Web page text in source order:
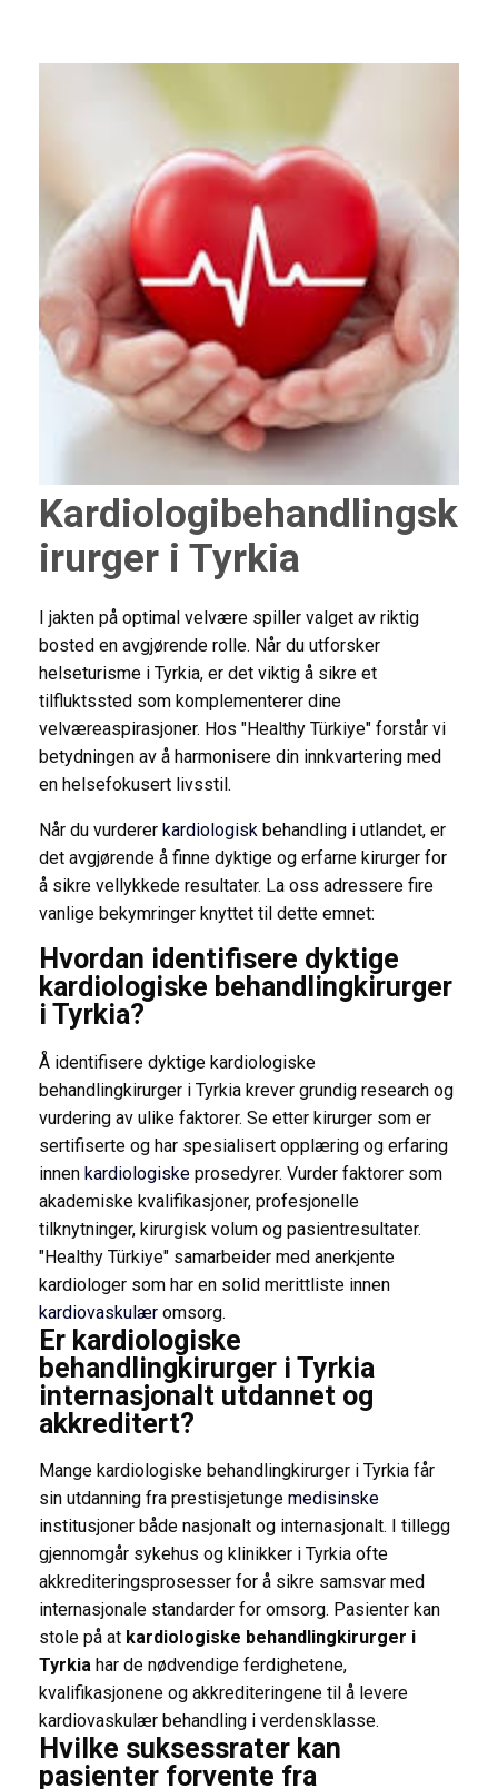
Kardiologibehandlingsk
irurger i Tyrkia
I jakten på optimal velvære spiller valget av riktig
bosted en avgjørende rolle. Når du utforsker
helseturisme i Tyrkia, er det viktig å sikre et
tilfluktssted som komplementerer dine
velværeaspirasjoner. Hos "Healthy Türkiye" forstår vi
betydningen av å harmonisere din innkvartering med
en helsefokusert livsstil.
Når du vurderer kardiologisk behandling i utlandet, er
det avgjørende å finne dyktige og erfarne kirurger for
å sikre vellykkede resultater. La oss adressere fire
vanlige bekymringer knyttet til dette emnet:
Hvordan identifisere dyktige
kardiologiske behandlingkirurger
i Tyrkia?
Å identifisere dyktige kardiologiske
behandlingkirurger i Tyrkia krever grundig research og
vurdering av ulike faktorer. Se etter kirurger som er
sertifiserte og har spesialisert opplæring og erfaring
innen kardiologiske prosedyrer. Vurder faktorer som
akademiske kvalifikasjoner, profesjonelle
tilknytninger, kirurgisk volum og pasientresultater.
"Healthy Türkiye" samarbeider med anerkjente
kardiologer som har en solid merittliste innen
kardiovaskulær omsorg.
Er kardiologiske
behandlingkirurger i Tyrkia
internasjonalt utdannet og
akkreditert?
Mange kardiologiske behandlingkirurger i Tyrkia får
sin utdanning fra prestisjetunge medisinske
institusjoner både nasjonalt og internasjonalt. I tillegg
gjennomgår sykehus og klinikker i Tyrkia ofte
akkrediteringsprosesser for å sikre samsvar med
internasjonale standarder for omsorg. Pasienter kan
stole på at kardiologiske behandlingkirurger i
Tyrkiahar de nødvendige ferdighetene,
kvalifikasjonene og akkrediteringene til å levere
kardiovaskulær behandling i verdensklasse.
Hvilke suksessrater kan
pasienter forvente fra